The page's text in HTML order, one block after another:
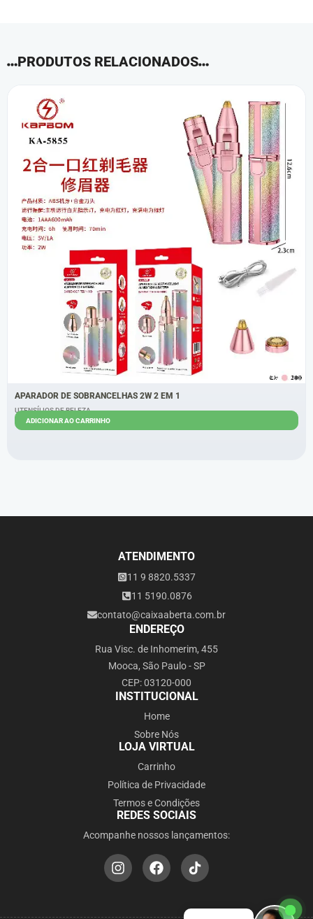
PRODUTOS RELACIONADOS
APARADOR DE SOBRANCELHAS 2W 2 EM 1
UTENSÍLIOS DE BELEZA
ADICIONAR AO CARRINHO
ATENDIMENTO
11 9 8820.5337
11 5190.0876
contato@caixaaberta.com.br
ENDEREÇO
Rua Visc. de Inhomerim, 455
Mooca, São Paulo - SP
CEP: 03120-000
INSTITUCIONAL
Home
Sobre Nós
LOJA VIRTUAL
Carrinho
Política de Privacidade
Termos e Condições
REDES SOCIAIS
Acompanhe nossos lançamentos: